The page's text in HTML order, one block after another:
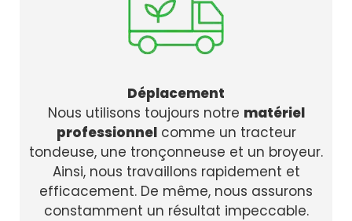
Déplacement
Nous utilisons toujours notre matériel
professionnelcomme un tracteur
tondeuse, une tronçonneuse et un broyeur.
Ainsi, nous travaillons rapidement et
efficacement. De même, nous assurons
constamment un résultat impeccable.